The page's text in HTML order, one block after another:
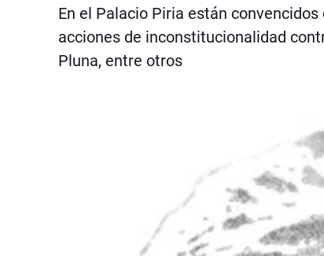
En el Palacio Piria están
acciones de inconstitucionalidad
Pluna, entre otros